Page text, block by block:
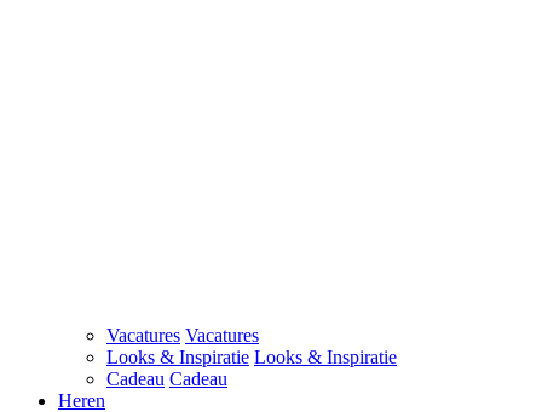
Vacatures Vacatures
Looks & Inspiratie Looks & Inspiratie
Cadeau Cadeau
Heren